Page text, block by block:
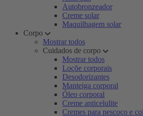
Autobronzeador
Creme solar
Maquilhagem solar
Corpo
Mostrar todos
Cuidados de corpo
Mostrar todos
Loçõe corporais
Desodorizantes
Manteiga corporal
Óleo corporal
Creme anticelulite
Cremes para pescoço e